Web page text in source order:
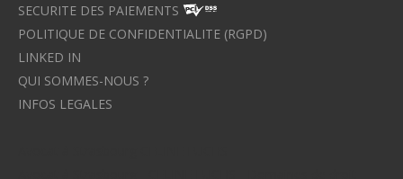
SECURITE DES PAIEMENTS
POLITIQUE DE CONFIDENTIALITE (RGPD)
LINKED IN
QUI SOMMES-NOUS ?
INFOS LEGALES